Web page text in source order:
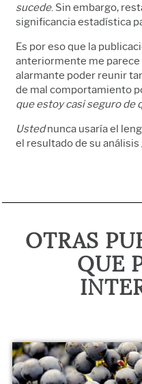
sucede. Sin embargo,
significancia estadística
Es por eso que la
anteriormente me
alarmante poder reunir
de mal comportamiento
que estoy casi seguro de
Ustednunca usaría el
el resultado de su
OTRAS
QUE